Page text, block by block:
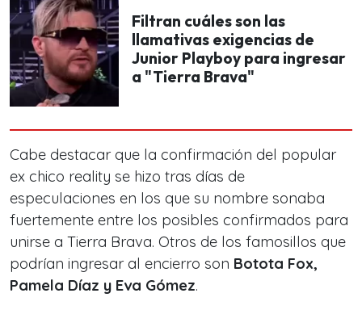
Filtran cuáles son las
llamativas exigencias de
Junior Playboy para ingresar
a "Tierra Brava"
Cabe destacar que la confirmación del popular
ex chico reality se hizo tras días de
especulaciones en los que su nombre sonaba
fuertemente entre los posibles confirmados para
unirse a Tierra Brava. Otros de los famosillos que
podrían ingresar al encierro son Botota Fox,
Pamela Díaz y Eva Gómez.